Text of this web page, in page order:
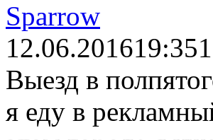
Sparrow
12.06.201619:35
Выезд в
я еду в